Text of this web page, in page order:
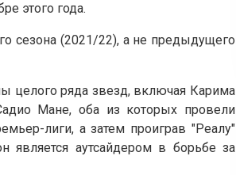
этого года.
сезона (2021/22), а не предыдущего
целого ряда звезд, включая Карима
Мане, оба из которых провели
лиги, а затем проиграв "Реалу"
является аутсайдером в борьбе за